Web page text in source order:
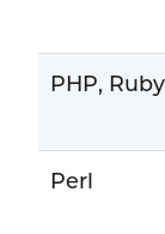
PHP, Ruby
Perl